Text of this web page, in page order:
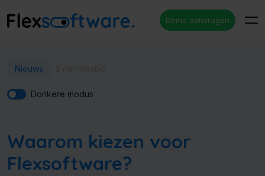
Demo aanvragen
Nieuws
Donkere modus
Waarom kiezen voor
Flexsoftware?